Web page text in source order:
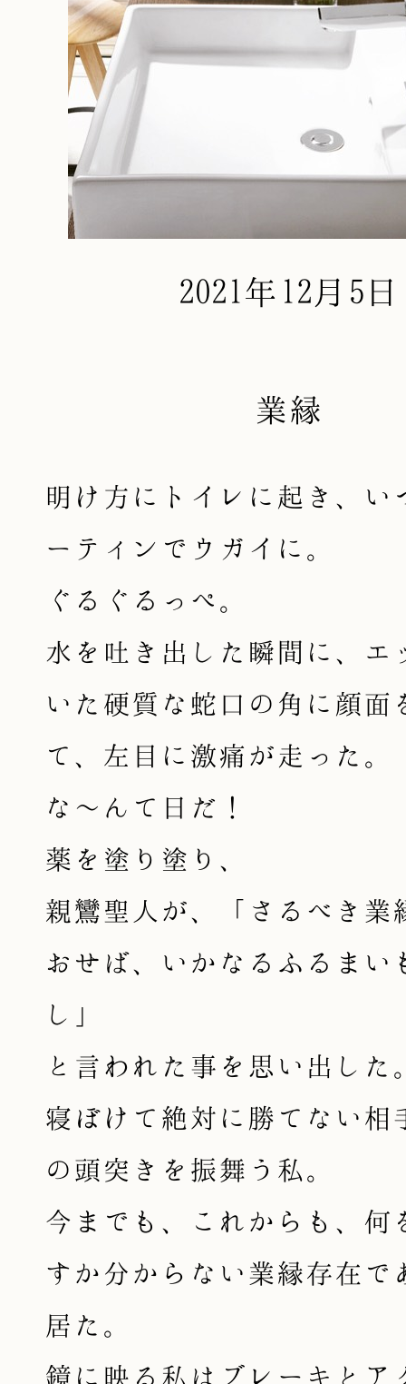
2021年12月5日
業縁
明け方にトイレに起き、い
ーティンでウガイに。
ぐるぐるっぺ。
水を吐き出した瞬間に、エ
いた硬質な蛇口の角に顔面
て、左目に激痛が走った。
な〜んて日だ！
薬を塗り塗り、
親鸞聖人が、「さるべき業
おせば、いかなるふるまい
し」
と言われた事を思い出した
寝ぼけて絶対に勝てない相
の頭突きを振舞う私。
今までも、これからも、何
すか分からない業縁存在で
居た。
鏡に映る私はブレーキとア